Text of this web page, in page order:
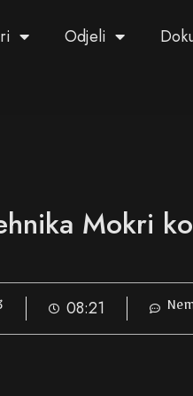
Odjeli
Mokri
08:21